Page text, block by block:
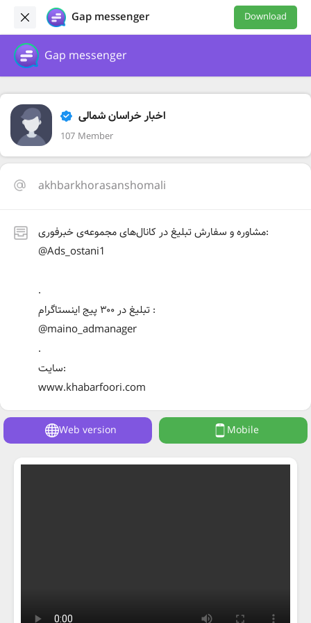
Gap messenger Download
Gap messenger
اخبار خراسان شمالی
107 Member
akhbarkhorasanshomali
مشاوره و سفارش تبلیغ در کانال‌های مجموعه‌ی خبرفوری:
@Ads_ostani1
.
تبلیغ در ۳۰۰ پیج اینستاگرام :
@maino_admanager
.
سایت:
www.khabarfoori.com
Web version Mobile